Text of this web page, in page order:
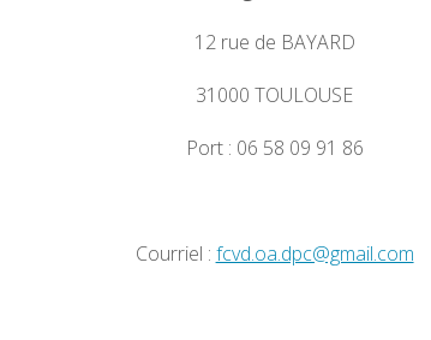
12 rue de BAYARD
31000 TOULOUSE
Port : 06 58 09 91 86
Courriel : fcvd.oa.dpc@gmail.com